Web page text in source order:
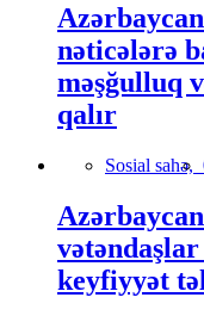
nəticələrə
məşğulluq
qalır
Sosial sahə,
keyfiyyət